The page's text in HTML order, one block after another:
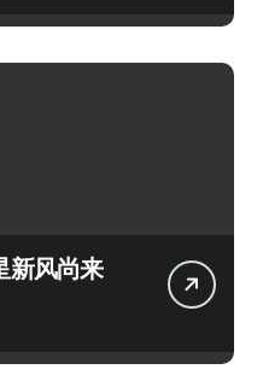
新风尚来